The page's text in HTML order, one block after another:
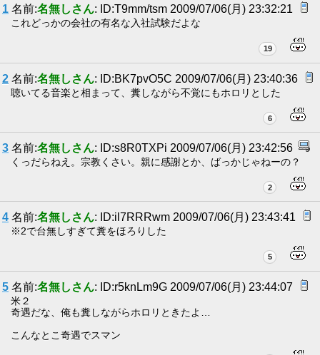
1 名前:名無しさん: ID:T9mm/tsm 2009/07/06(月) 23:32:21
これどっかの会社の有名な入社試験だよな
19
2 名前:名無しさん: ID:BK7pvO5C 2009/07/06(月) 23:40:36
聴いてる音楽と相まって、糞しながら不覚にもホロリとした
6
3 名前:名無しさん: ID:s8R0TXPi 2009/07/06(月) 23:42:56
くっだらねえ。宗教くさい。親に感謝とか、ばっかじゃねーの？
2
4 名前:名無しさん: ID:il7RRRwm 2009/07/06(月) 23:43:41
※2で台無しすぎて糞をほろりした
5
5 名前:名無しさん: ID:r5knLm9G 2009/07/06(月) 23:44:07
米２
奇遇だな、俺も糞しながらホロリときたよ…
こんなとこ奇遇でスマン